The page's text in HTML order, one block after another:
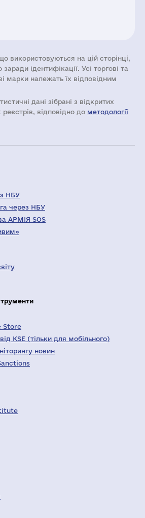
використовуються на цій сторінці,
ідентифікації. Усі торгові та
марки належать їх відповідним
дані зібрані з відкритих
відповідно до методології
НБУ
через НБУ
АРМІЯ SOS
Store
KSE (тільки для мобільного)
новин